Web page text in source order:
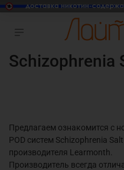
Schizophrenia
Предлагаем ознакомится с
POD систем Schizophrenia
производителя Learmonth.
Производитель всегда